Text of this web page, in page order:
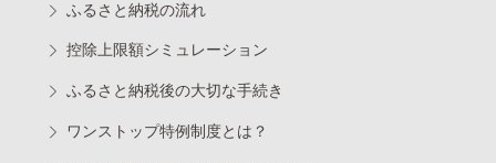
ふるさと納税の流れ
控除上限額シミュレーション
ふるさと納税後の大切な手続き
ワンストップ特例制度とは？